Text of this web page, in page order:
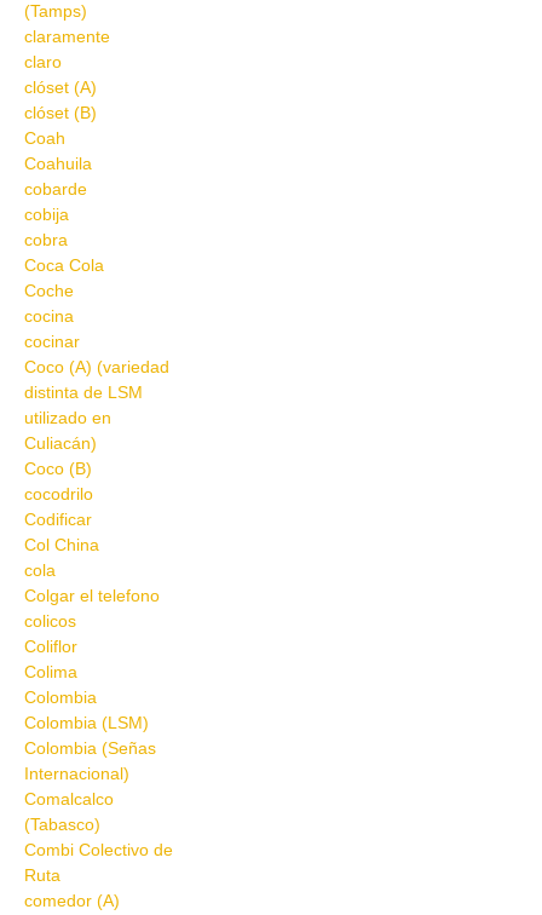
(Tamps)
claramente
claro
clóset (A)
clóset (B)
Coah
Coahuila
cobarde
cobija
cobra
Coca Cola
Coche
cocina
cocinar
Coco (A) (variedad
distinta de LSM
utilizado en
Culiacán)
Coco (B)
cocodrilo
Codificar
Col China
cola
Colgar el telefono
colicos
Coliflor
Colima
Colombia
Colombia (LSM)
Colombia (Señas
Internacional)
Comalcalco
(Tabasco)
Combi Colectivo de
Ruta
comedor (A)